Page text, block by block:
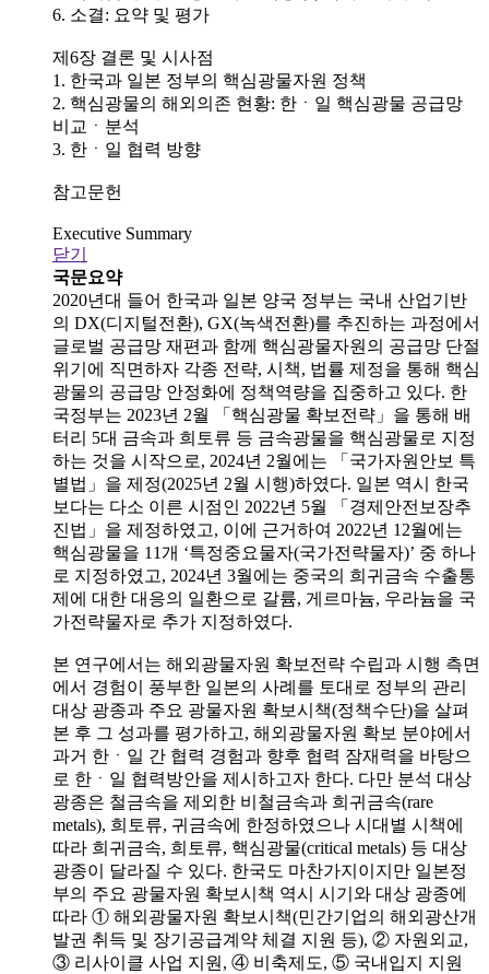
6. 소결: 요약 및 평가
제6장 결론 및 시사점
1. 한국과 일본 정부의 핵심광물자원 정책
2. 핵심광물의 해외의존 현황: 한ㆍ일 핵심광물 공급망
비교ㆍ분석
3. 한ㆍ일 협력 방향
참고문헌
Executive Summary
닫기
국문요약
2020년대 들어 한국과 일본 양국 정부는 국내 산업기반
의 DX(디지털전환), GX(녹색전환)를 추진하는 과정에서
글로벌 공급망 재편과 함께 핵심광물자원의 공급망 단절
위기에 직면하자 각종 전략, 시책, 법률 제정을 통해 핵심
광물의 공급망 안정화에 정책역량을 집중하고 있다. 한
국정부는 2023년 2월 「핵심광물 확보전략」을 통해 배
터리 5대 금속과 희토류 등 금속광물을 핵심광물로 지정
하는 것을 시작으로, 2024년 2월에는 「국가자원안보 특
별법」을 제정(2025년 2월 시행)하였다. 일본 역시 한국
보다는 다소 이른 시점인 2022년 5월 「경제안전보장추
진법」을 제정하였고, 이에 근거하여 2022년 12월에는
핵심광물을 11개 ‘특정중요물자(국가전략물자)’ 중 하나
로 지정하였고, 2024년 3월에는 중국의 희귀금속 수출통
제에 대한 대응의 일환으로 갈륨, 게르마늄, 우라늄을 국
가전략물자로 추가 지정하였다.
본 연구에서는 해외광물자원 확보전략 수립과 시행 측면
에서 경험이 풍부한 일본의 사례를 토대로 정부의 관리
대상 광종과 주요 광물자원 확보시책(정책수단)을 살펴
본 후 그 성과를 평가하고, 해외광물자원 확보 분야에서
과거 한ㆍ일 간 협력 경험과 향후 협력 잠재력을 바탕으
로 한ㆍ일 협력방안을 제시하고자 한다. 다만 분석 대상
광종은 철금속을 제외한 비철금속과 희귀금속(rare
metals), 희토류, 귀금속에 한정하였으나 시대별 시책에
따라 희귀금속, 희토류, 핵심광물(critical metals) 등 대상
광종이 달라질 수 있다. 한국도 마찬가지이지만 일본정
부의 주요 광물자원 확보시책 역시 시기와 대상 광종에
따라 ① 해외광물자원 확보시책(민간기업의 해외광산개
발권 취득 및 장기공급계약 체결 지원 등), ② 자원외교,
③ 리사이클 사업 지원, ④ 비축제도, ⑤ 국내입지 지원